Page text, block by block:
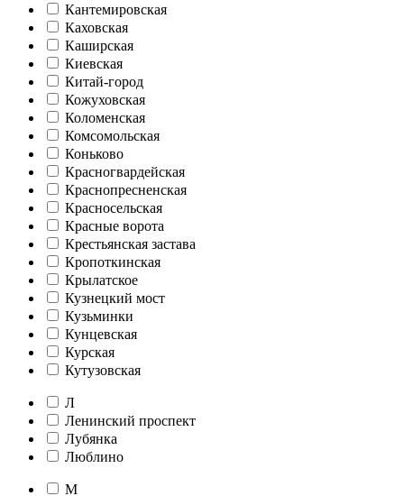
Кантемировская
Каховская
Каширская
Киевская
Китай-город
Кожуховская
Коломенская
Комсомольская
Коньково
Красногвардейская
Краснопресненская
Красносельская
Красные ворота
Крестьянская застава
Кропоткинская
Крылатское
Кузнецкий мост
Кузьминки
Кунцевская
Курская
Кутузовская
Л
Ленинский проспект
Лубянка
Люблино
М